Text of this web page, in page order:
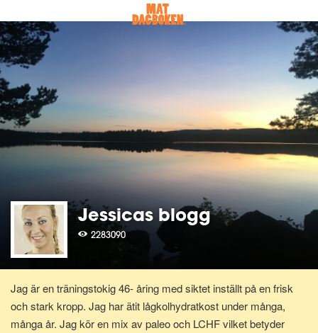
Jessicas blogg
2283090
Jag är en träningstokig 46- åring med siktet inställt på en frisk
och stark kropp. Jag har ätit lågkolhydratkost under många,
många år. Jag kör en mix av paleo och LCHF vilket betyder